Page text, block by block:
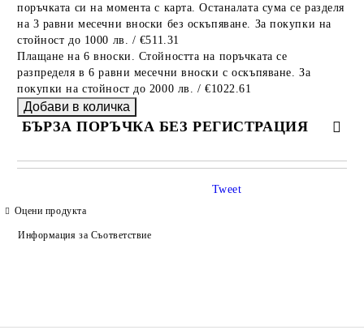
поръчката си на момента с карта. Останалата сума се разделя
на 3 равни месечни вноски без оскъпяване. За покупки на
стойност до 1000 лв. / €511.31
Плащане на 6 вноски. Стойността на поръчката се
разпределя в 6 равни месечни вноски с оскъпяване. За
покупки на стойност до 2000 лв. / €1022.61
БЪРЗА ПОРЪЧКА БЕЗ РЕГИСТРАЦИЯ
САМО ПОПЪЛНЕТЕ 4 ПОЛЕТА
Ние ще се свържем с вас в рамките на работния ден.
Оцени продукта
Информация за Съответствие
Tweet